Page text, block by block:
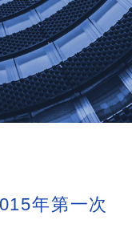
年第一次